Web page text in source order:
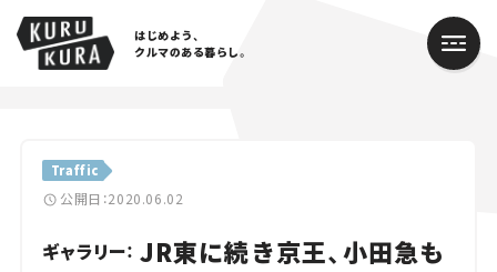
はじめよう、
クルマのある暮らし。
Traffic
公開日：2020.06.02
ギャラリー： JR東に続き京王、小田急も
Cars
Lifestyle